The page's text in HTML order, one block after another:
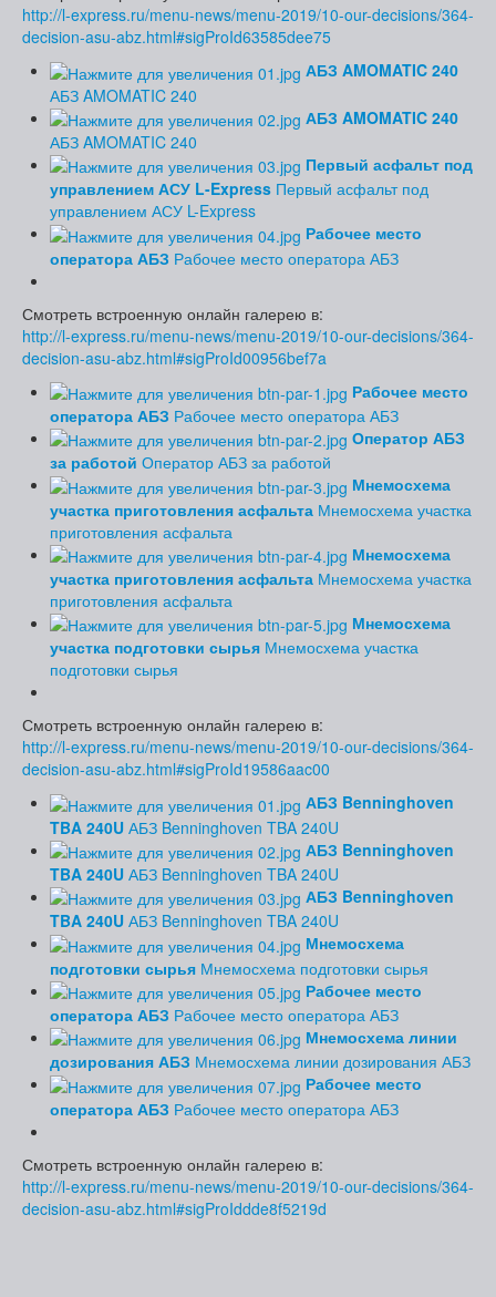
http://l-express.ru/menu-news/menu-2019/10-our-decisions/364-
decision-asu-abz.html#sigProId63585dee75
АБЗ AMOMATIC 240
АБЗ AMOMATIC 240
АБЗ AMOMATIC 240
АБЗ AMOMATIC 240
Первый асфальт под
управлением АСУ L-Express Первый асфальт под
управлением АСУ L-Express
Рабочее место
оператора АБЗ Рабочее место оператора АБЗ
Смотреть встроенную онлайн галерею в:
http://l-express.ru/menu-news/menu-2019/10-our-decisions/364-
decision-asu-abz.html#sigProId00956bef7a
Рабочее место
оператора АБЗ Рабочее место оператора АБЗ
Оператор АБЗ
за работой Оператор АБЗ за работой
Мнемосхема
участка приготовления асфальта Мнемосхема участка
приготовления асфальта
Мнемосхема
участка приготовления асфальта Мнемосхема участка
приготовления асфальта
Мнемосхема
участка подготовки сырья Мнемосхема участка
подготовки сырья
Смотреть встроенную онлайн галерею в:
http://l-express.ru/menu-news/menu-2019/10-our-decisions/364-
decision-asu-abz.html#sigProId19586aac00
АБЗ Benninghoven
TBA 240U АБЗ Benninghoven TBA 240U
АБЗ Benninghoven
TBA 240U АБЗ Benninghoven TBA 240U
АБЗ Benninghoven
TBA 240U АБЗ Benninghoven TBA 240U
Мнемосхема
подготовки сырья Мнемосхема подготовки сырья
Рабочее место
оператора АБЗ Рабочее место оператора АБЗ
Мнемосхема линии
дозирования АБЗ Мнемосхема линии дозирования АБЗ
Рабочее место
оператора АБЗ Рабочее место оператора АБЗ
Смотреть встроенную онлайн галерею в:
http://l-express.ru/menu-news/menu-2019/10-our-decisions/364-
decision-asu-abz.html#sigProIddde8f5219d